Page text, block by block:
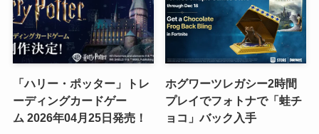
「ハリー・ポッター」トレ
ーディングカードゲー
ム 2026年04月25日発売！
ホグワーツレガシー2時間
プレイでフォトナで「蛙チ
ョコ」バック入手